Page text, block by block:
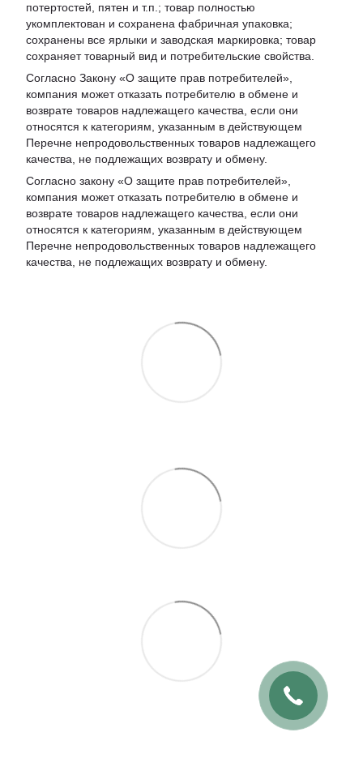
потертостей, пятен и т.п.; товар полностью
укомплектован и сохранена фабричная упаковка;
сохранены все ярлыки и заводская маркировка; товар
сохраняет товарный вид и потребительские свойства.
Согласно Закону «О защите прав потребителей»,
компания может отказать потребителю в обмене и
возврате товаров надлежащего качества, если они
относятся к категориям, указанным в действующем
Перечне непродовольственных товаров надлежащего
качества, не подлежащих возврату и обмену.
Согласно закону «О защите прав потребителей»,
компания может отказать потребителю в обмене и
возврате товаров надлежащего качества, если они
относятся к категориям, указанным в действующем
Перечне непродовольственных товаров надлежащего
качества, не подлежащих возврату и обмену.